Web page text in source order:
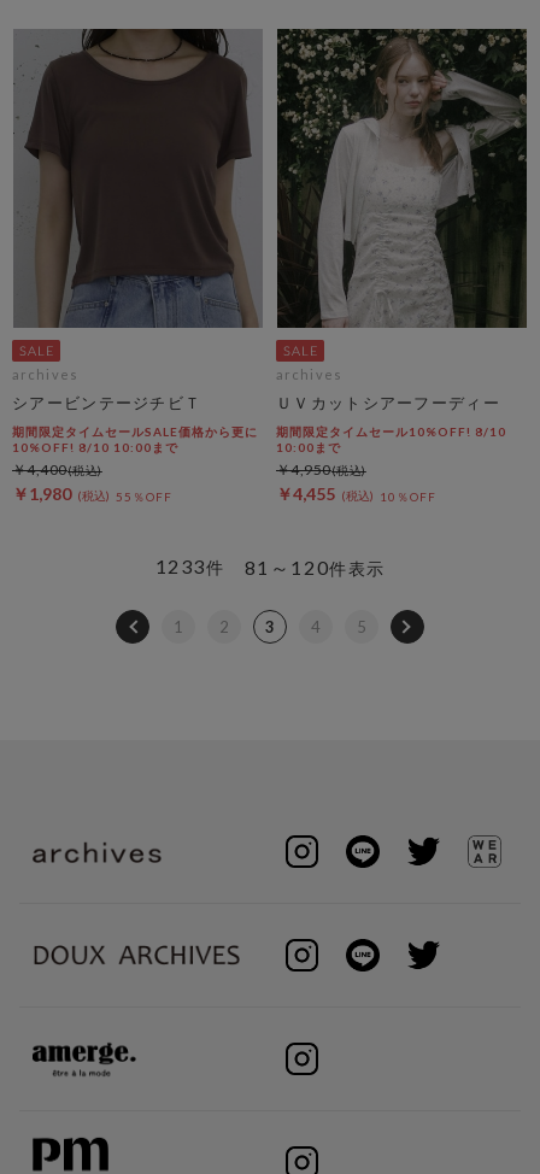
archives
シアービンテージチビＴ
期間限定タイムセールSALE価格から更に
10%OFF! 8/10 10:00まで
￥1,980 55％OFF
￥4,400
archives
ＵＶカットシアーフーディー
期間限定タイムセール10%OFF! 8/10
10:00まで
￥4,455 10％OFF
￥4,950
81～120件表示
1233件
1 2 3 4 5